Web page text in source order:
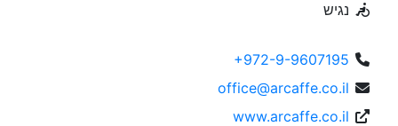
נגיש
+972-9-9607195
office@arcaffe.co.il
www.arcaffe.co.il